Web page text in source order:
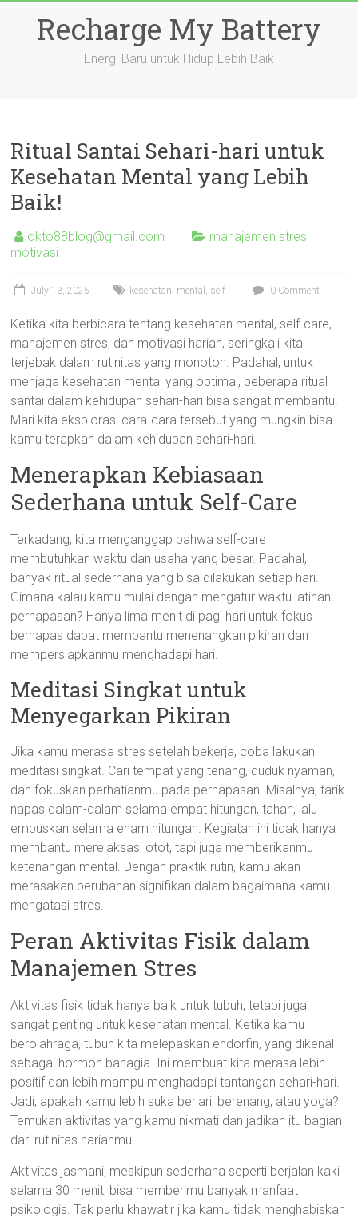
contentRecharge My Battery
Energi Baru untuk Hidup Lebih Baik
Ritual Santai Sehari-hari untuk
Kesehatan Mental yang Lebih
Baik!
okto88blog@gmail.com
manajemen stres
motivasi
July 13, 2025 kesehatan, mental , self 0 Comment
Ketika kita berbicara tentang kesehatan mental, self-care,
manajemen stres, dan motivasi harian, seringkali kita
terjebak dalam rutinitas yang monoton. Padahal, untuk
menjaga kesehatan mental yang optimal, beberapa ritual
santai dalam kehidupan sehari-hari bisa sangat membantu.
Mari kita eksplorasi cara-cara tersebut yang mungkin bisa
kamu terapkan dalam kehidupan sehari-hari.
Menerapkan Kebiasaan
Sederhana untuk Self-Care
Terkadang, kita menganggap bahwa self-care
membutuhkan waktu dan usaha yang besar. Padahal,
banyak ritual sederhana yang bisa dilakukan setiap hari.
Gimana kalau kamu mulai dengan mengatur waktu latihan
pernapasan? Hanya lima menit di pagi hari untuk fokus
bernapas dapat membantu menenangkan pikiran dan
mempersiapkanmu menghadapi hari.
Meditasi Singkat untuk
Menyegarkan Pikiran
Jika kamu merasa stres setelah bekerja, coba lakukan
meditasi singkat. Cari tempat yang tenang, duduk nyaman,
dan fokuskan perhatianmu pada pernapasan. Misalnya, tarik
napas dalam-dalam selama empat hitungan, tahan, lalu
embuskan selama enam hitungan. Kegiatan ini tidak hanya
membantu merelaksasi otot, tapi juga memberikanmu
ketenangan mental. Dengan praktik rutin, kamu akan
merasakan perubahan signifikan dalam bagaimana kamu
mengatasi stres.
Peran Aktivitas Fisik dalam
Manajemen Stres
Aktivitas fisik tidak hanya baik untuk tubuh, tetapi juga
sangat penting untuk kesehatan mental. Ketika kamu
berolahraga, tubuh kita melepaskan endorfin, yang dikenal
sebagai hormon bahagia. Ini membuat kita merasa lebih
positif dan lebih mampu menghadapi tantangan sehari-hari.
Jadi, apakah kamu lebih suka berlari, berenang, atau yoga?
Temukan aktivitas yang kamu nikmati dan jadikan itu bagian
dari rutinitas harianmu.
Aktivitas jasmani, meskipun sederhana seperti berjalan kaki
selama 30 menit, bisa memberimu banyak manfaat
psikologis. Tak perlu khawatir jika kamu tidak menghabiskan